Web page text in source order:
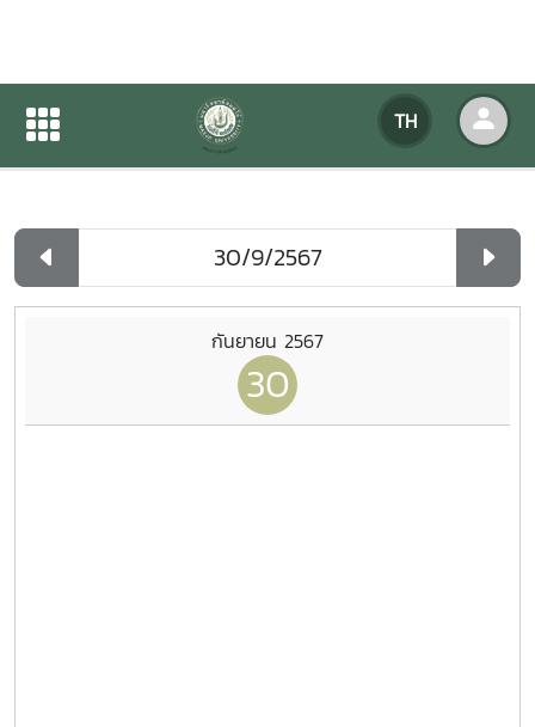
TH
ปฏิทินกิจกรรมของหน่วยงาน
ปฏิทินกิจกรรมของหน่วยงาน
กันยายน 2567
30